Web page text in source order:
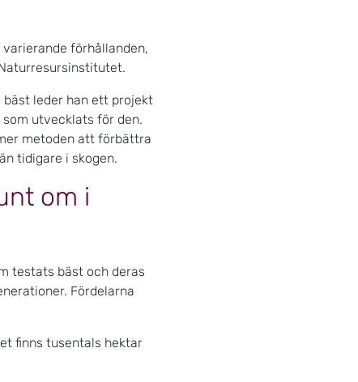
förhållanden,
leder han ett projekt
utvecklats för den.
metoden att förbättra
tidigare i skogen.
om i
testats bäst och deras
Fördelarna
finns tusentals hektar